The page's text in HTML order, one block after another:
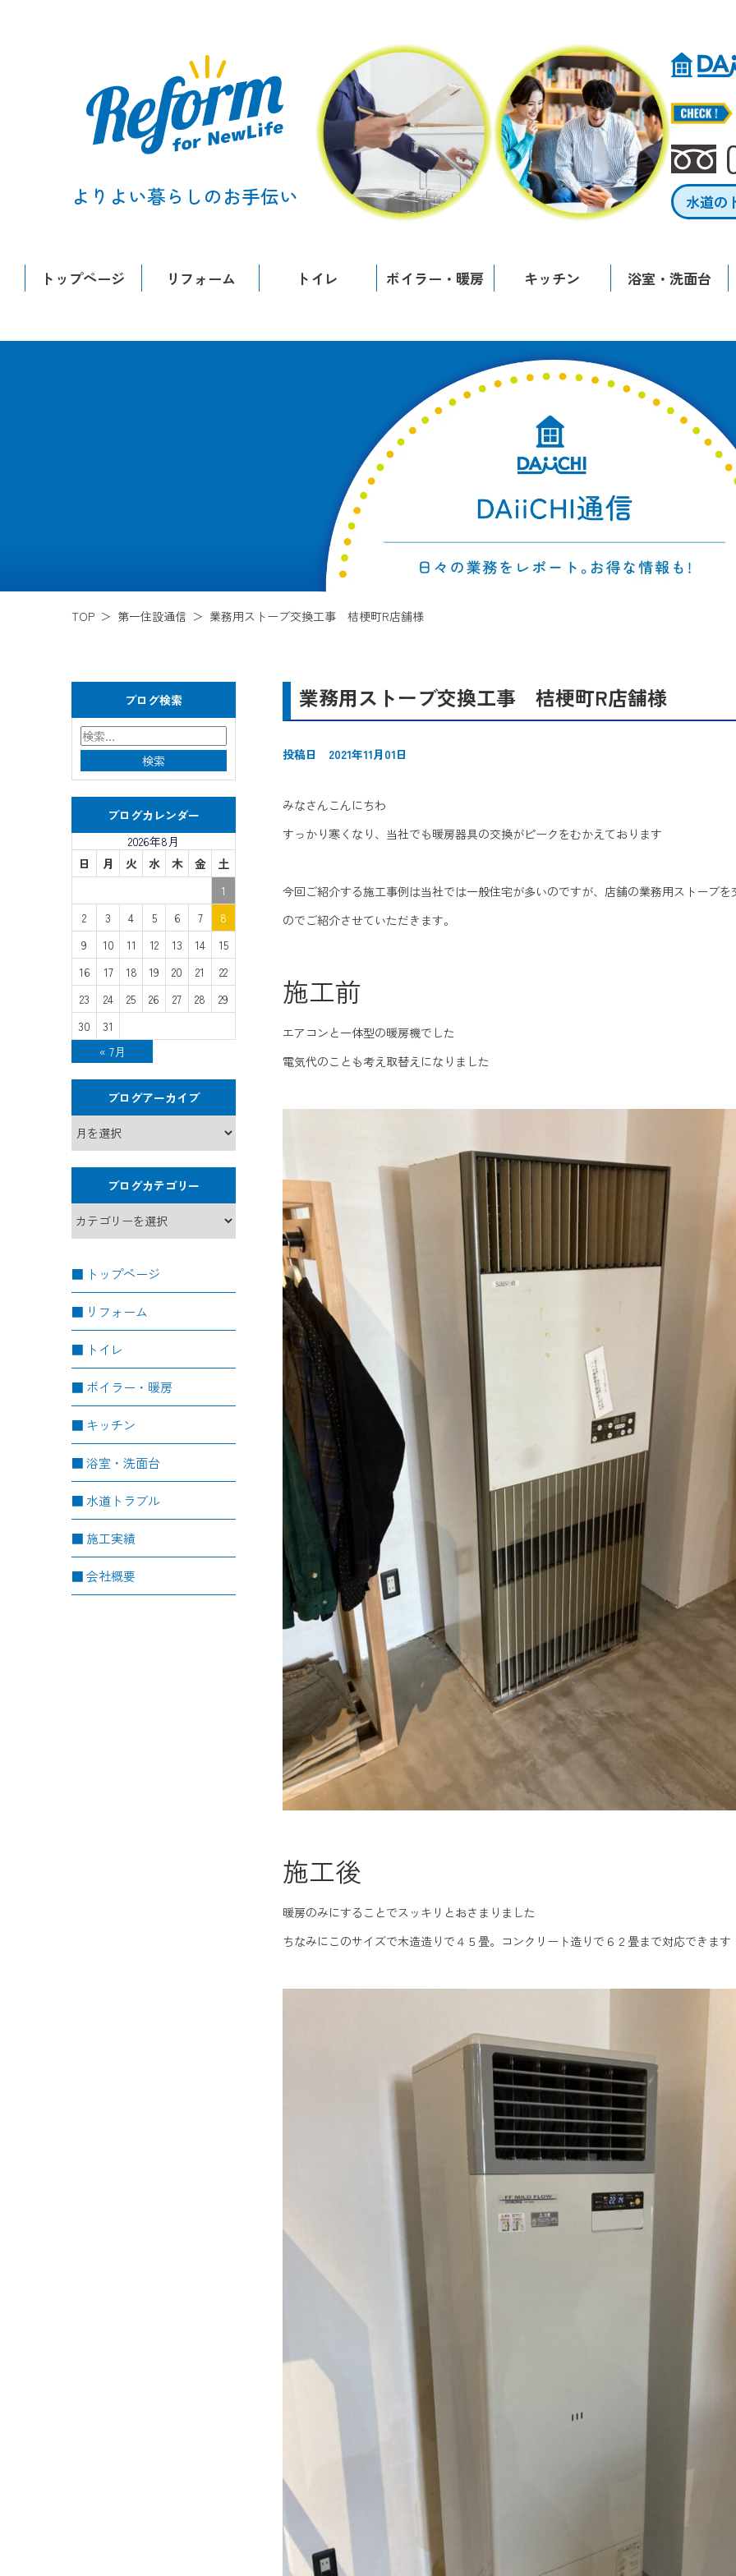
よりよい暮らしのお手伝い 水道の
トップページ リフォーム トイレ ボイラー・暖房 キッチン 浴室・洗面台
TOP 第一住設通信 業務用ストーブ交換工事 桔梗町R店舗様
ブログ検索
ブログカレンダー
2026年8月
日
月 火 水 木 金
土
1
2
3 4 5 6 7
8
9
10 11 12 13 14
15
16
17 18 19 20 21
22
23
24 25 26 27 28
29
30
31
« 7月
ブログアーカイブ
ブログカテゴリー
トップページ
リフォーム
トイレ
ボイラー・暖房
キッチン
浴室・洗面台
水道トラブル
施工実績
会社概要
業務用ストーブ交換工事 桔梗町R店舗様
投稿日 2021年11月01日
みなさんこんにちわ
すっかり寒くなり、当社でも暖房器具の交換がピークをむかえております
今回ご紹介する施工事例は当社では一般住宅が多いのですが、店舗の業務用ストーブを
のでご紹介させていただきます。
施工前
エアコンと一体型の暖房機でした
電気代のことも考え取替えになりました
施工後
暖房のみにすることでスッキリとおさまりました
ちなみにこのサイズで木造造りで４５畳。コンクリート造りで６２畳まで対応できます